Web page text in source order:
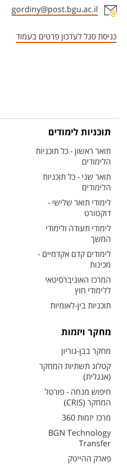
gordiny@post.bgu.ac.il
כניסת סגל לעדכון פרטים בעמוד
תוכניות לימודים
תואר ראשון - כל תוכניות
הלימודים
תואר שני - כל תוכניות
הלימודים
לימודי תואר שלישי -
דוקטורט
לימודי תעודה ולימודי
המשך
לימודים קדם אקדמיים -
מכינות
המרכז האוניברסיטאי
ללימודי חוץ
תוכניות בין-לאומיות
מחקר ויזמות
מחקר בבן-גוריון
קטלוג תשתיות המחקר
(אנגלית)
חיפוש מנחה - פורטל
המחקר (CRIS)
מרכז יזמות 360
BGN Technology
Transfer
פארק ההייטק